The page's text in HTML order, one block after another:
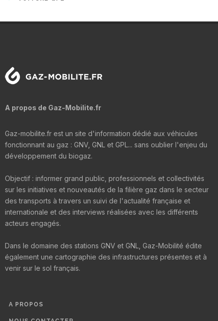
A propos de Gaz-Mobilite.fr
Gaz-mobilite.fr est un site d'information dédié aux véhicules
fonctionnant au gaz : GNV, GNL et GPL... sans oublier l'enjeu du
développement du biogaz.
Objectif : informer grand public, professionnels et collectivités
sur les initiatives et nouveautés de la filière gaz dans le secteur
des transports à travers un suivi de l'actualité française et
internationale et des interviews réalisées avec les différents
acteurs engagés.
Dans le domaine des stations GNV et GNL, Gaz-Mobilité édite
également une cartographie des infrastructures présentes et à
venir sur le sol français.
A PROPOS